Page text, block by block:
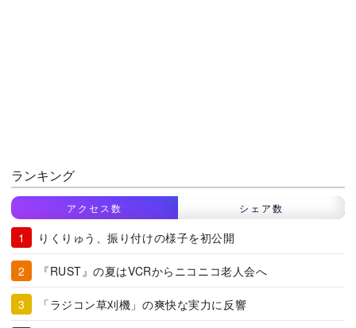
ランキング
アクセス数 シェア数
りくりゅう、振り付けの様子を初公開
『RUST』の夏はVCRからニコニコ老人会へ
「ラジコン草刈機」の爽快な実力に反響